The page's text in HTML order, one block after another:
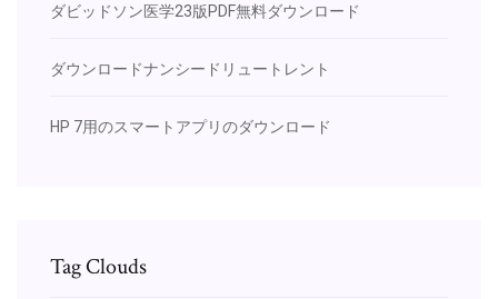
ダビッドソン医学23版PDF無料ダウンロード
ダウンロードナンシードリュートレント
HP 7用のスマートアプリのダウンロード
Tag Clouds